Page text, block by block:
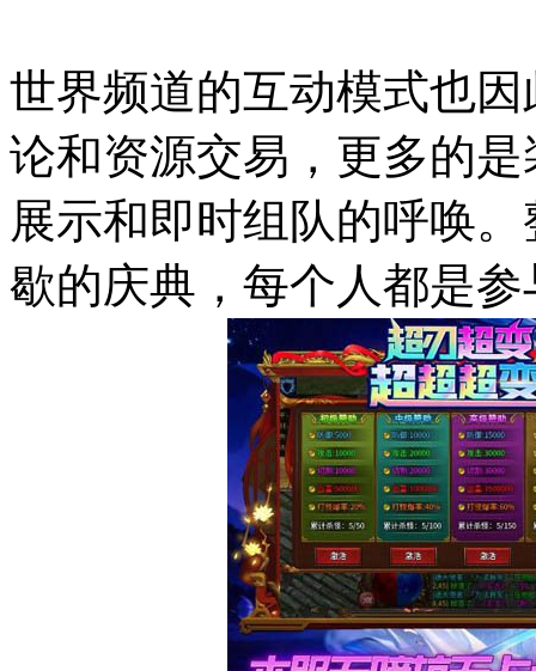
世界频道的互动模式也
论和资源交易，更多的
展示和即时组队的呼唤
歇的庆典，每个人都是